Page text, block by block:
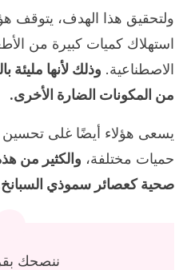
ولتحقيق هذا الهدف، يتوقف
استهلاك كميات كبيرة من
الاصطناعية. وذلك لأنها مليئة
من المكونات الضارة الأخرى.
يسعى هؤلاء أيضًا غلى
حميات مختلفة، والكثير من
صحية كعصائر سموذي
ننصحك